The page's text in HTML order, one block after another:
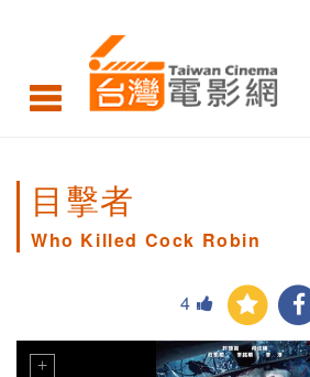
目擊者
Who Killed Cock Robin
4